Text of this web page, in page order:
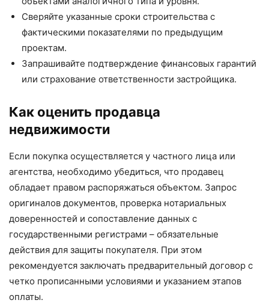
Сверяйте указанные сроки строительства с
фактическими показателями по предыдущим
проектам.
Запрашивайте подтверждение финансовых гарантий
или страхование ответственности застройщика.
Как оценить продавца
недвижимости
Если покупка осуществляется у частного лица или
агентства, необходимо убедиться, что продавец
обладает правом распоряжаться объектом. Запрос
оригиналов документов, проверка нотариальных
доверенностей и сопоставление данных с
государственными регистрами – обязательные
действия для защиты покупателя. При этом
рекомендуется заключать предварительный договор с
четко прописанными условиями и указанием этапов
оплаты.